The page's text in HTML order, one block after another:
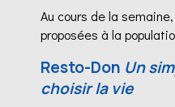
Au cours de la
proposées à la
Resto-Don Un
choisir la vie